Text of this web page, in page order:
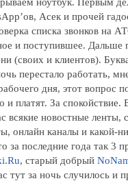
Асек и прочей
списка звонков на
и поступившее. Дальше
(своих и клиентов).
перестало работать,
дня, этот вопрос
платят. За спокойствие.
всякие новостные ленты,
онлайн каналы и какой-
за последние года так 3
, старый добрый
тут за ночь случилось и